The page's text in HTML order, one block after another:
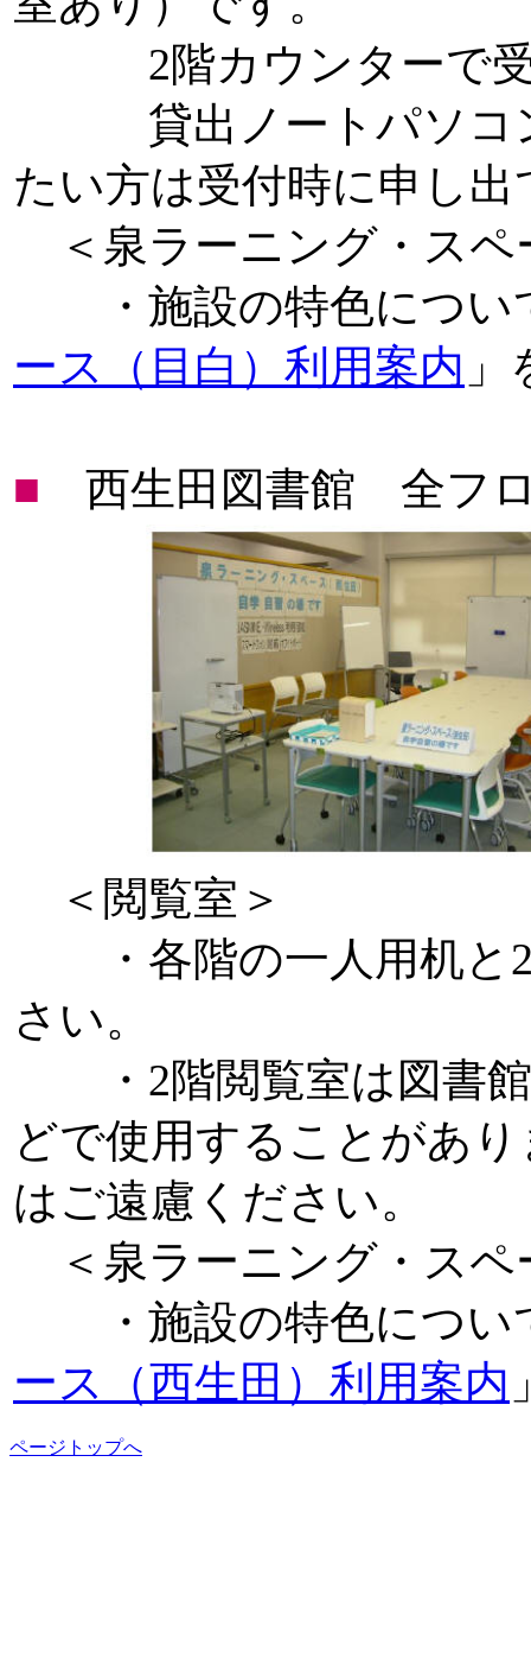
2階カウンターで受
貸出ノートパソコン
たい方は受付時に申し
＜泉ラーニング・スペ
・施設の特色につい
ース（目白）利用案内
■ 西生田図書館 全フ
＜閲覧室＞
・各階の一人用机と2
さい。
・2階閲覧室は図書館
どで使用することがあ
はご遠慮ください。
＜泉ラーニング・スペ
・施設の特色につい
ース（西生田）利用案内
ページトップへ